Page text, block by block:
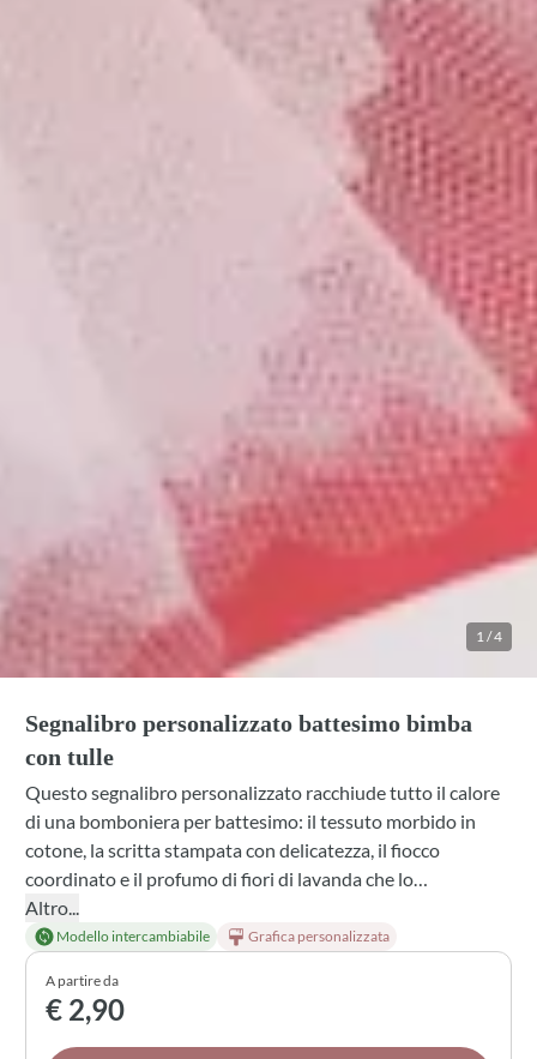
1/4
Segnalibro personalizzato battesimo bimba
con tulle
Questo segnalibro personalizzato racchiude tutto il calore
di una bomboniera per battesimo: il tessuto morbido in
cotone, la scritta stampata con delicatezza, il fiocco
coordinato e il profumo di fiori di lavanda che lo
accompagna. Un ricordo elegante che unisce utilità e
sentimento, perfetto per trasformare un momento speciale
in un dono che resterà. Disponibile in diverse combinazioni
di colori, nastri e confetti per adattarsi al tuo stile.
Altro...
Modello intercambiabile Grafica personalizzata
A partire da
€ 2,90